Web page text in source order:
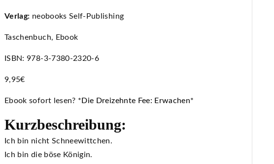
Verlag: neobooks Self-Publishing
Taschenbuch, Ebook
ISBN: 978-3-7380-2320-6
9,95€
Ebook sofort lesen? *Die Dreizehnte Fee: Erwachen*
Kurzbeschreibung:
Ich bin nicht Schneewittchen.
Ich bin die böse Königin.